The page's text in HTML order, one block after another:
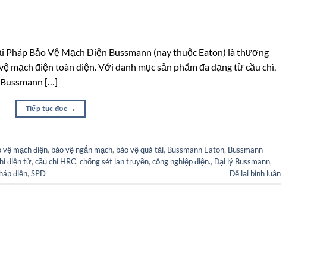
Pháp Bảo Vệ Mạch Điện Bussmann (nay thuộc Eaton) là thương
mạch điện toàn diện. Với danh mục sản phẩm đa dạng từ cầu chì,
[…]
Tiếp tục đọc →
vệ mạch điện, bảo vệ ngắn mạch, bảo vệ quá tải, Bussmann Eaton, Bussmann
điện tử, cầu chì HRC, chống sét lan truyền, công nghiệp điện., Đại lý Bussmann,
điện, SPD Để lại bình luận